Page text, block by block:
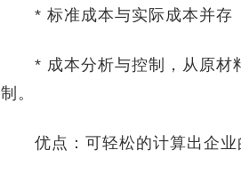
* 标准成本与实际成本并存
* 成本分析与控制，从原材
制。
优点：可轻松的计算出企业